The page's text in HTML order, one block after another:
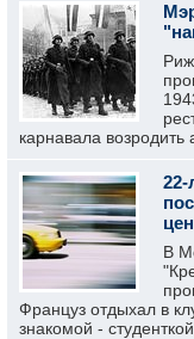
карнавала возродить
22-
В
Француз отдыхал в
знакомой -